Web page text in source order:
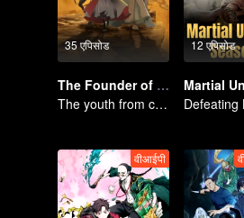
35 एपिसोड
The Founder of Diabolism
The youth from clan of cultivators killed the devils for the others
12 एपिसोड
वीआईपी